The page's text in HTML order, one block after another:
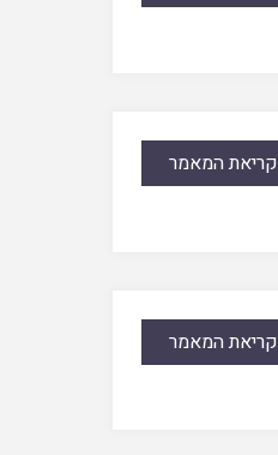
קריאת המאמר
קריאת המאמר